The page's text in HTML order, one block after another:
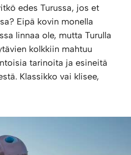
edes Turussa, jos et
Eipä kovin monella
linnaa ole, mutta Turulla
kolkkiin mahtuu
tarinoita ja esineitä
Klassikko vai klisee,